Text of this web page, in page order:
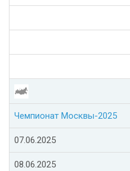
Чемпионат Москвы-2025
07.06.2025
08.06.2025